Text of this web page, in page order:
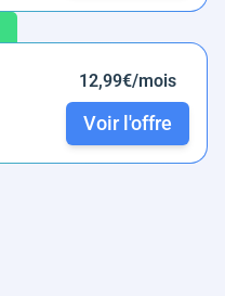
12,99€/mois
Voir l'offre